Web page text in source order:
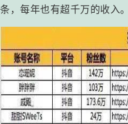
条，每年也有超千万的收入。